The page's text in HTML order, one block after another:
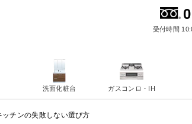
受付時間
ッチンの失敗しない選び方
洗面化粧台 ガスコンロ・IH